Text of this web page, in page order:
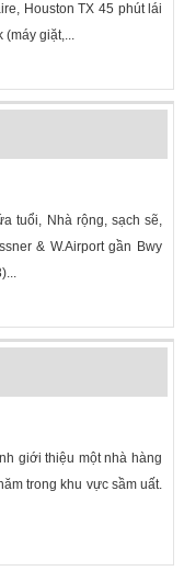
Houston TX 45 phút lái
(máy giặt,...
tuổi, Nhà rộng, sạch sẽ,
& W.Airport gần Bwy
giới thiệu một nhà hàng
trong khu vực sầm uất.